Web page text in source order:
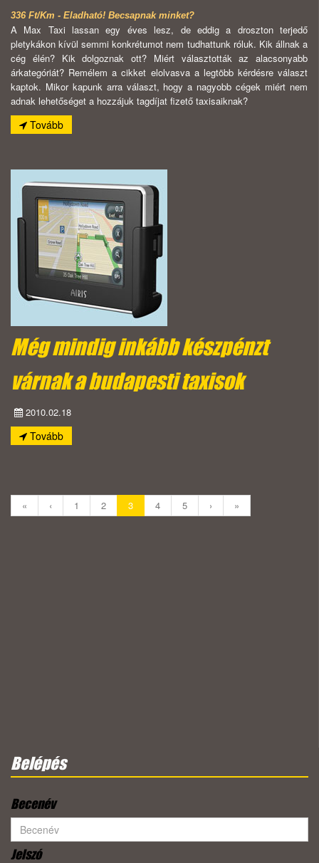
336 Ft/Km - Eladható! Becsapnak minket?
A Max Taxi lassan egy éves lesz, de eddig a droszton terjedő
pletykákon kívül semmi konkrétumot nem tudhattunk róluk. Kik állnak a
cég élén? Kik dolgoznak ott? Miért választották az alacsonyabb
árkategóriát? Remélem a cikket elolvasva a legtöbb kérdésre választ
kaptok. Mikor kapunk arra választ, hogy a nagyobb cégek miért nem
adnak lehetőséget a hozzájuk tagdíjat fizető taxisaiknak?
Tovább
Még mindig inkább készpénzt
várnak a budapesti taxisok
2010.02.18
Tovább
« ‹ 1 2 3 4 5 › »
Belépés
Becenév
Jelszó